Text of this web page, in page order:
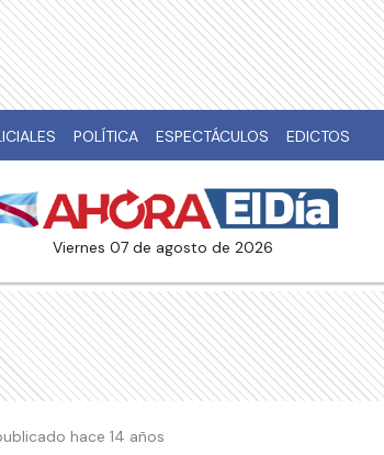
POLÍTICA ESPECTÁCULOS EDICTOS
viernes 07 de agosto de 2026
hace 14 años